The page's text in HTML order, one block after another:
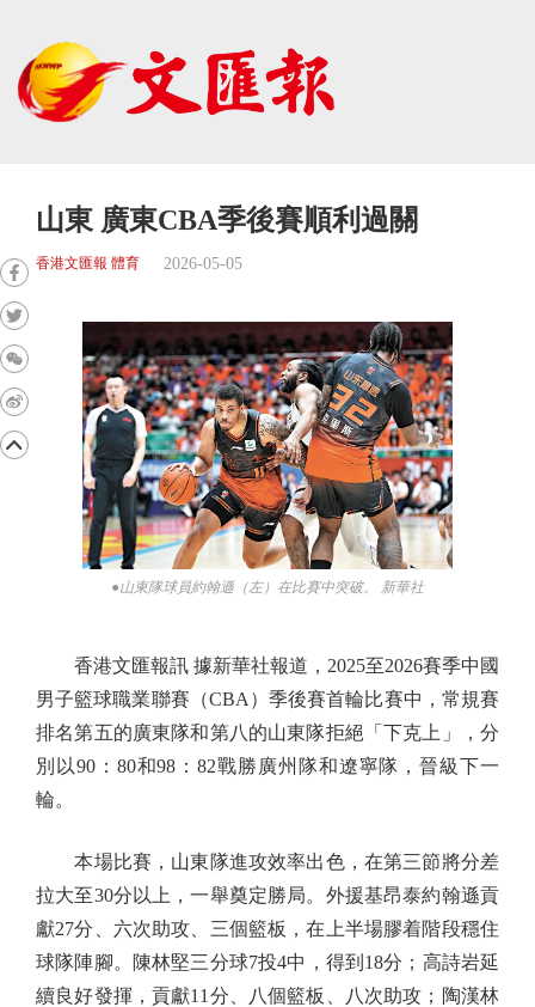
山東 廣東CBA季後賽順利過關
香港文匯報 體育 2026-05-05
●山東隊球員約翰遜（左）在比賽中突破。 新華社
香港文匯報訊 據新華社報道，2025至2026賽季中國
男子籃球職業聯賽（CBA）季後賽首輪比賽中，常規賽
排名第五的廣東隊和第八的山東隊拒絕「下克上」，分
別以90：80和98：82戰勝廣州隊和遼寧隊，晉級下一
輪。
本場比賽，山東隊進攻效率出色，在第三節將分差
拉大至30分以上，一舉奠定勝局。外援基昂泰約翰遜貢
獻27分、六次助攻、三個籃板，在上半場膠着階段穩住
球隊陣腳。陳林堅三分球7投4中，得到18分；高詩岩延
續良好發揮，貢獻11分、八個籃板、八次助攻；陶漢林